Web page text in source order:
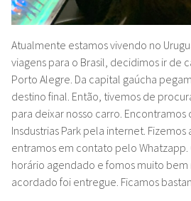
Atualmente estamos vivendo no
viagens para o Brasil, decidimos ir de
Porto Alegre. Da capital gaúcha
destino final. Então, tivemos de
para deixar nosso carro. Encontramos
Insdustrias Park pela internet.
entramos em contato pelo Whatzapp.
horário agendado e fomos muito
acordado foi entregue. Ficamos